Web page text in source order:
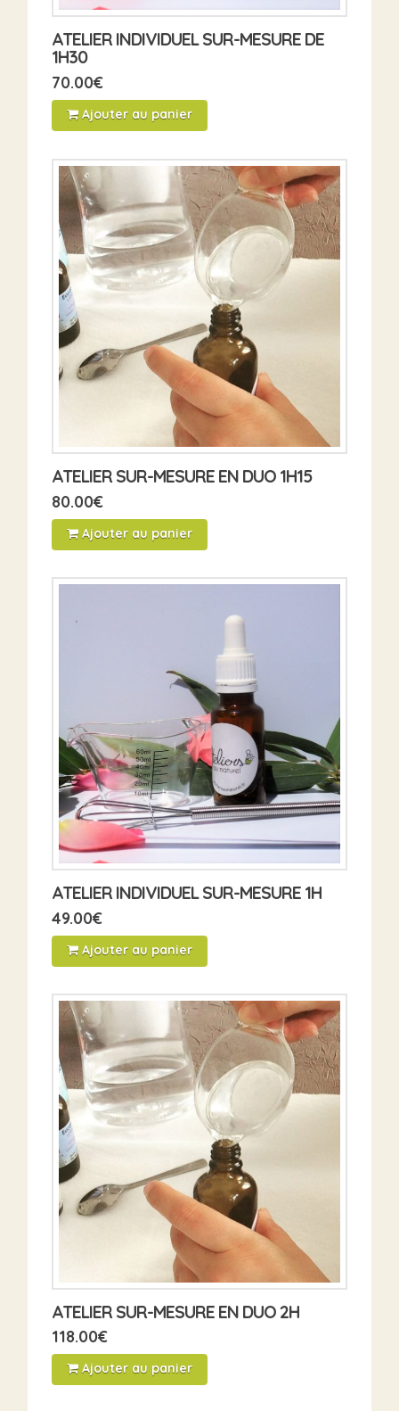
ATELIER INDIVIDUEL SUR-MESURE DE
1H30
70.00€
Ajouter au panier
ATELIER SUR-MESURE EN DUO 1H15
80.00€
Ajouter au panier
ATELIER INDIVIDUEL SUR-MESURE 1H
49.00€
Ajouter au panier
ATELIER SUR-MESURE EN DUO 2H
118.00€
Ajouter au panier